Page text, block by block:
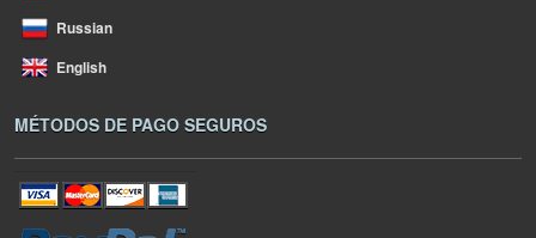
Russian
English
MÉTODOS DE PAGO SEGUROS